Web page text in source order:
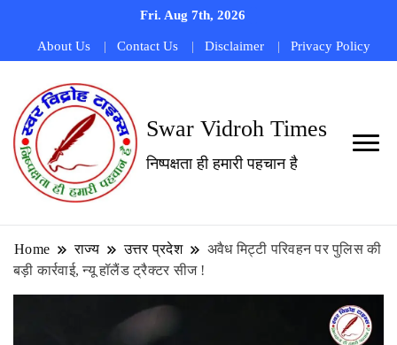
Fri. Aug 7th, 2026
About Us Contact Us Disclaimer Privacy Policy
Swar Vidroh Times
निष्पक्षता ही हमारी पहचान है
Home राज्य उत्तर प्रदेश
अवैध मिट्टी परिवहन पर पुलिस की
बड़ी कार्रवाई, न्यू हॉलैंड ट्रैक्टर सीज !